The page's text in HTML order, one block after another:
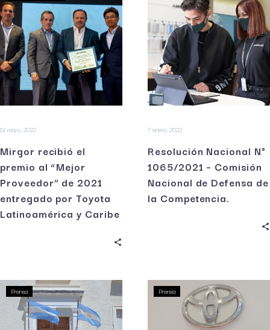
19 mayo, 2022
Mirgor recibió el
premio al “Mejor
Proveedor” de 2021
entregado por Toyota
Latinoamérica y Caribe
7 enero, 2022
Resolución Nacional N°
1065/2021 – Comisión
Nacional de Defensa de
la Competencia.
Prensa Prensa